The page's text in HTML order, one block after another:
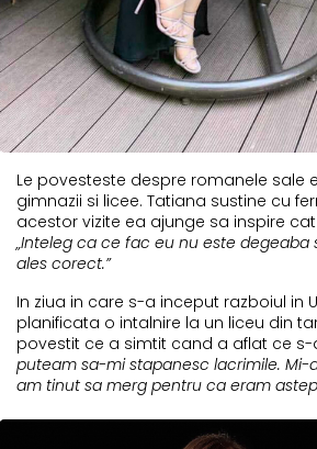
Le povesteste despre romanele sale
gimnazii si licee. Tatiana sustine cu
acestor vizite ea ajunge sa inspire
„Inteleg ca ce fac eu nu este degeaba
ales corect.”
In ziua in care s-a inceput razboiul in
planificata o intalnire la un liceu din
povestit ce a simtit cand a aflat ce
puteam sa-mi stapanesc lacrimile. Mi-
am tinut sa merg pentru ca eram